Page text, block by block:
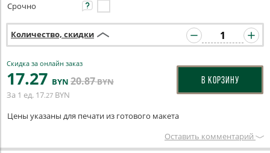
Срочно
Количество, скидки
Скидка за онлайн заказ
17.27 BYN 20.87BYN
За 1 ед. 17.27 BYN
В КОРЗИНУ
Цены указаны для печати из готового макета
Оставить комментарий